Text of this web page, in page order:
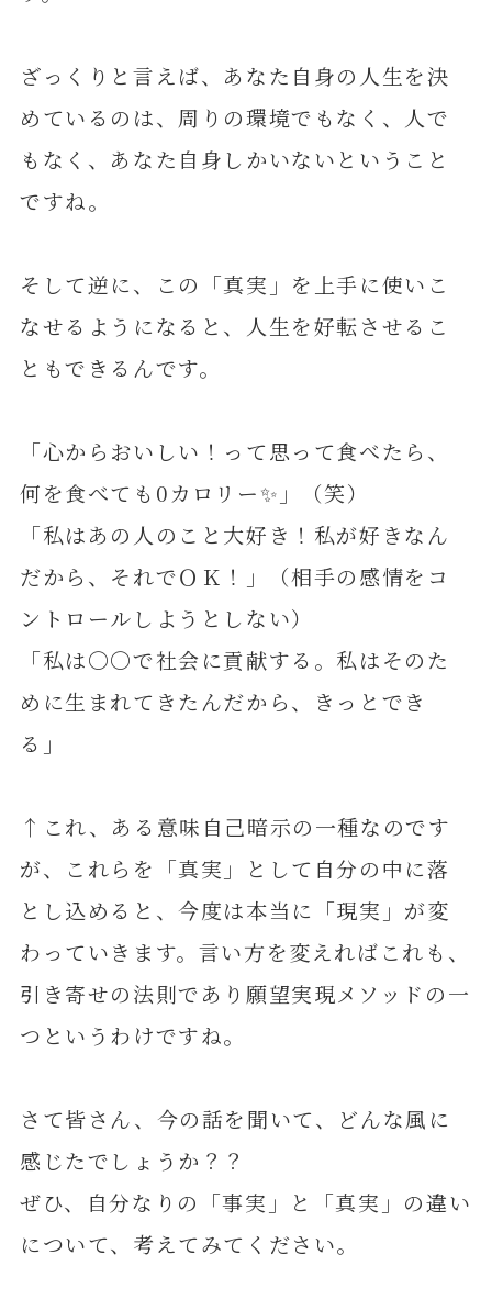
ざっくりと言えば、あなた自身の人生を決
めているのは、周りの環境でもなく、人で
もなく、あなた自身しかいないということ
ですね。
そして逆に、この「真実」を上手に使いこ
なせるようになると、人生を好転させるこ
ともできるんです。
「心からおいしい！って思って食べたら、
何を食べても0カロリー✨」（笑）
「私はあの人のこと大好き！私が好きなん
だから、それでＯＫ！」（相手の感情をコ
ントロールしようとしない）
「私は〇〇で社会に貢献する。私はそのた
めに生まれてきたんだから、きっとでき
る」
↑これ、ある意味自己暗示の一種なのです
が、これらを「真実」として自分の中に落
とし込めると、今度は本当に「現実」が変
わっていきます。言い方を変えればこれも、
引き寄せの法則であり願望実現メソッドの一
つというわけですね。
さて皆さん、今の話を聞いて、どんな風に
感じたでしょうか？？
ぜひ、自分なりの「事実」と「真実」の違い
について、考えてみてください。